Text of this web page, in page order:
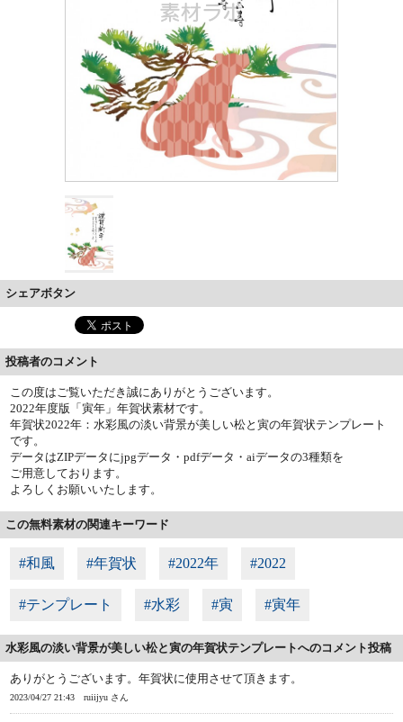
シェアボタン
投稿者のコメント
この度はご覧いただき誠にありがとうございます。
2022年度版「寅年」年賀状素材です。
年賀状2022年：水彩風の淡い背景が美しい松と寅の年賀状テンプレート
です。
データはZIPデータにjpgデータ・pdfデータ・aiデータの3種類を
ご用意しております。
よろしくお願いいたします。
この無料素材の関連キーワード
#和風 #年賀状 #2022年 #2022
#テンプレート #水彩 #寅 #寅年
水彩風の淡い背景が美しい松と寅の年賀状テンプレートへのコメント投稿
ありがとうございます。年賀状に使用させて頂きます。
2023/04/27 21:43 ruiijyu さん